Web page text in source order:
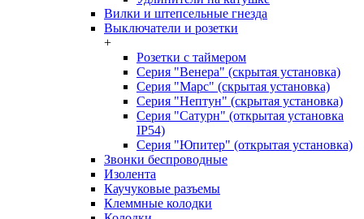
Вилки и штепсельные гнезда
Выключатели и розетки
+
Розетки с таймером
Серия "Венера" (скрытая установка)
Серия "Марс" (скрытая установка)
Серия "Нептун" (скрытая установка)
Серия "Сатурн" (открытая установка
IP54)
Серия "Юпитер" (открытая установка)
Звонки беспроводные
Изолента
Каучуковые разъемы
Клеммные колодки